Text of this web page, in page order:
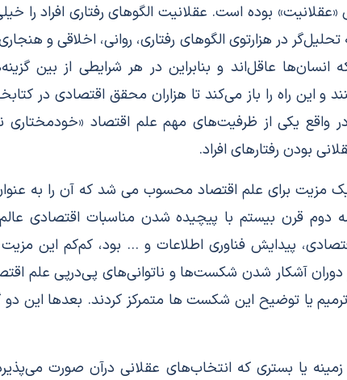
بوده است. عقلانیت الگوهای رفتاری افراد
در هزارتوی الگوهای رفتاری، روانی،‌ اخلاقی و
انسان‌ها عاقل‌اند و بنابراین در هر شرایطی از بین
و این راه را باز می‌کند تا هزاران محقق اقتصادی در
واقع یکی از ظرفیت‌های مهم علم اقتصاد «خودمختاری
بودن رفتارهای افراد.
یک مزیت برای علم اقتصاد محسوب می شد که آن را به
دوم قرن بیستم با پیچیده شدن مناسبات اقتصادی
پیدایش فناوری اطلاعات و … بود، کم‌کم این
آشکار شدن شکست‌ها و ناتوانی‌های پی‌درپی علم
یا توضیح این شکست ها متمرکز کردند. بعدها این دو
یا بستری که انتخاب‌های عقلانی درآن صورت